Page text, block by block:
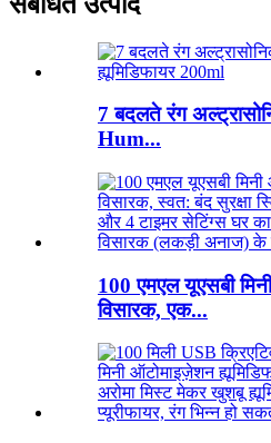
7 बदलते रंग
Hum...
100 एमएल यूएसबी
विसारक, एक...